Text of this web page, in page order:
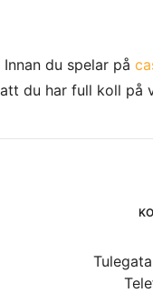
Innan du spelar på
att du har full koll på